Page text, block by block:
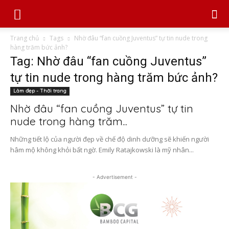
Trang chủ Tags
Nhờ đâu “fan cuồng Juventus” tự tin nude trong
hàng trăm bức ảnh?
Tag: Nhờ đâu “fan cuồng Juventus”
tự tin nude trong hàng trăm bức ảnh?
Làm đẹp - Thời trang
Nhờ đâu “fan cuồng Juventus” tự tin
nude trong hàng trăm...
Những tiết lộ của người đẹp về chế độ dinh dưỡng sẽ khiến người
hâm mộ không khỏi bất ngờ. Emily Ratajkowski là mỹ nhân...
- Advertisement -